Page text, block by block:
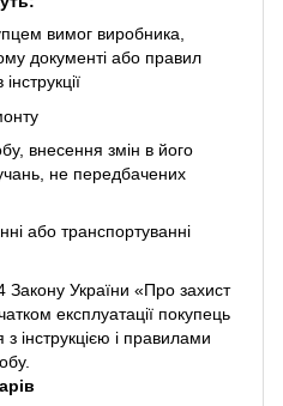
вимог виробника,
документі або правил
внесення змін в його
не передбачених
або транспортуванні
Закону України «Про захист
експлуатації покупець
інструкцією і правилами